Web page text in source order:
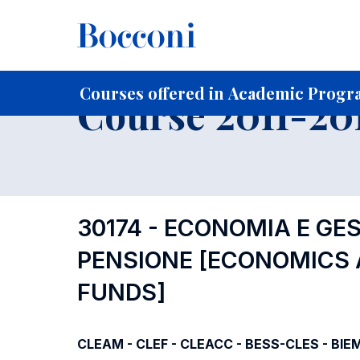
Courses offered in Academic
Home For current Students
Course 2011-
30174 - ECONOMIA E
PENSIONE [ECONOMICS
FUNDS]
CLEAM - CLEF - CLEACC - BESS-CLES -